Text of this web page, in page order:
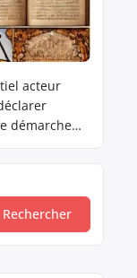
acteur
démarche
de
•
Rechercher